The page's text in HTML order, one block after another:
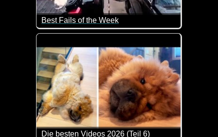
Best Fails of the Week
Das tut teilweise schon beim zusehen weh. Da
Die besten Videos 2026 (Teil 6)